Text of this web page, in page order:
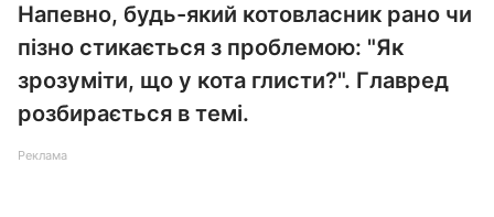
Напевно, будь-який котовласник рано чи
пізно стикається з проблемою: "Як
зрозуміти, що у кота глисти?". Главред
розбирається в темі.
Реклама